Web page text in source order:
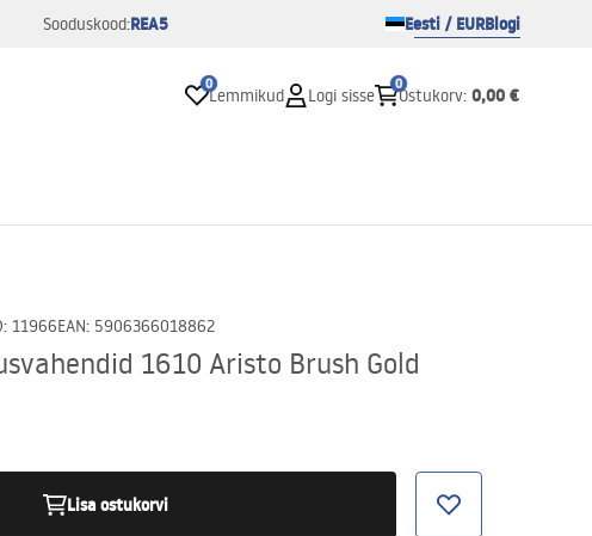
Sooduskood:REA5 Eesti / EURBlogi
0
Lemmikud Logi sisse
0
Ostukorv: 0,00 €
: 11966EAN: 5906366018862
1610 Aristo Brush Gold
Lisa ostukorvi